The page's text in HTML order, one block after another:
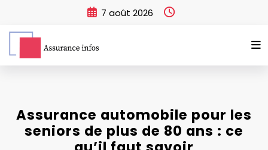
7 août 2026
Assurance automobile pour les
seniors de plus de 80 ans : ce